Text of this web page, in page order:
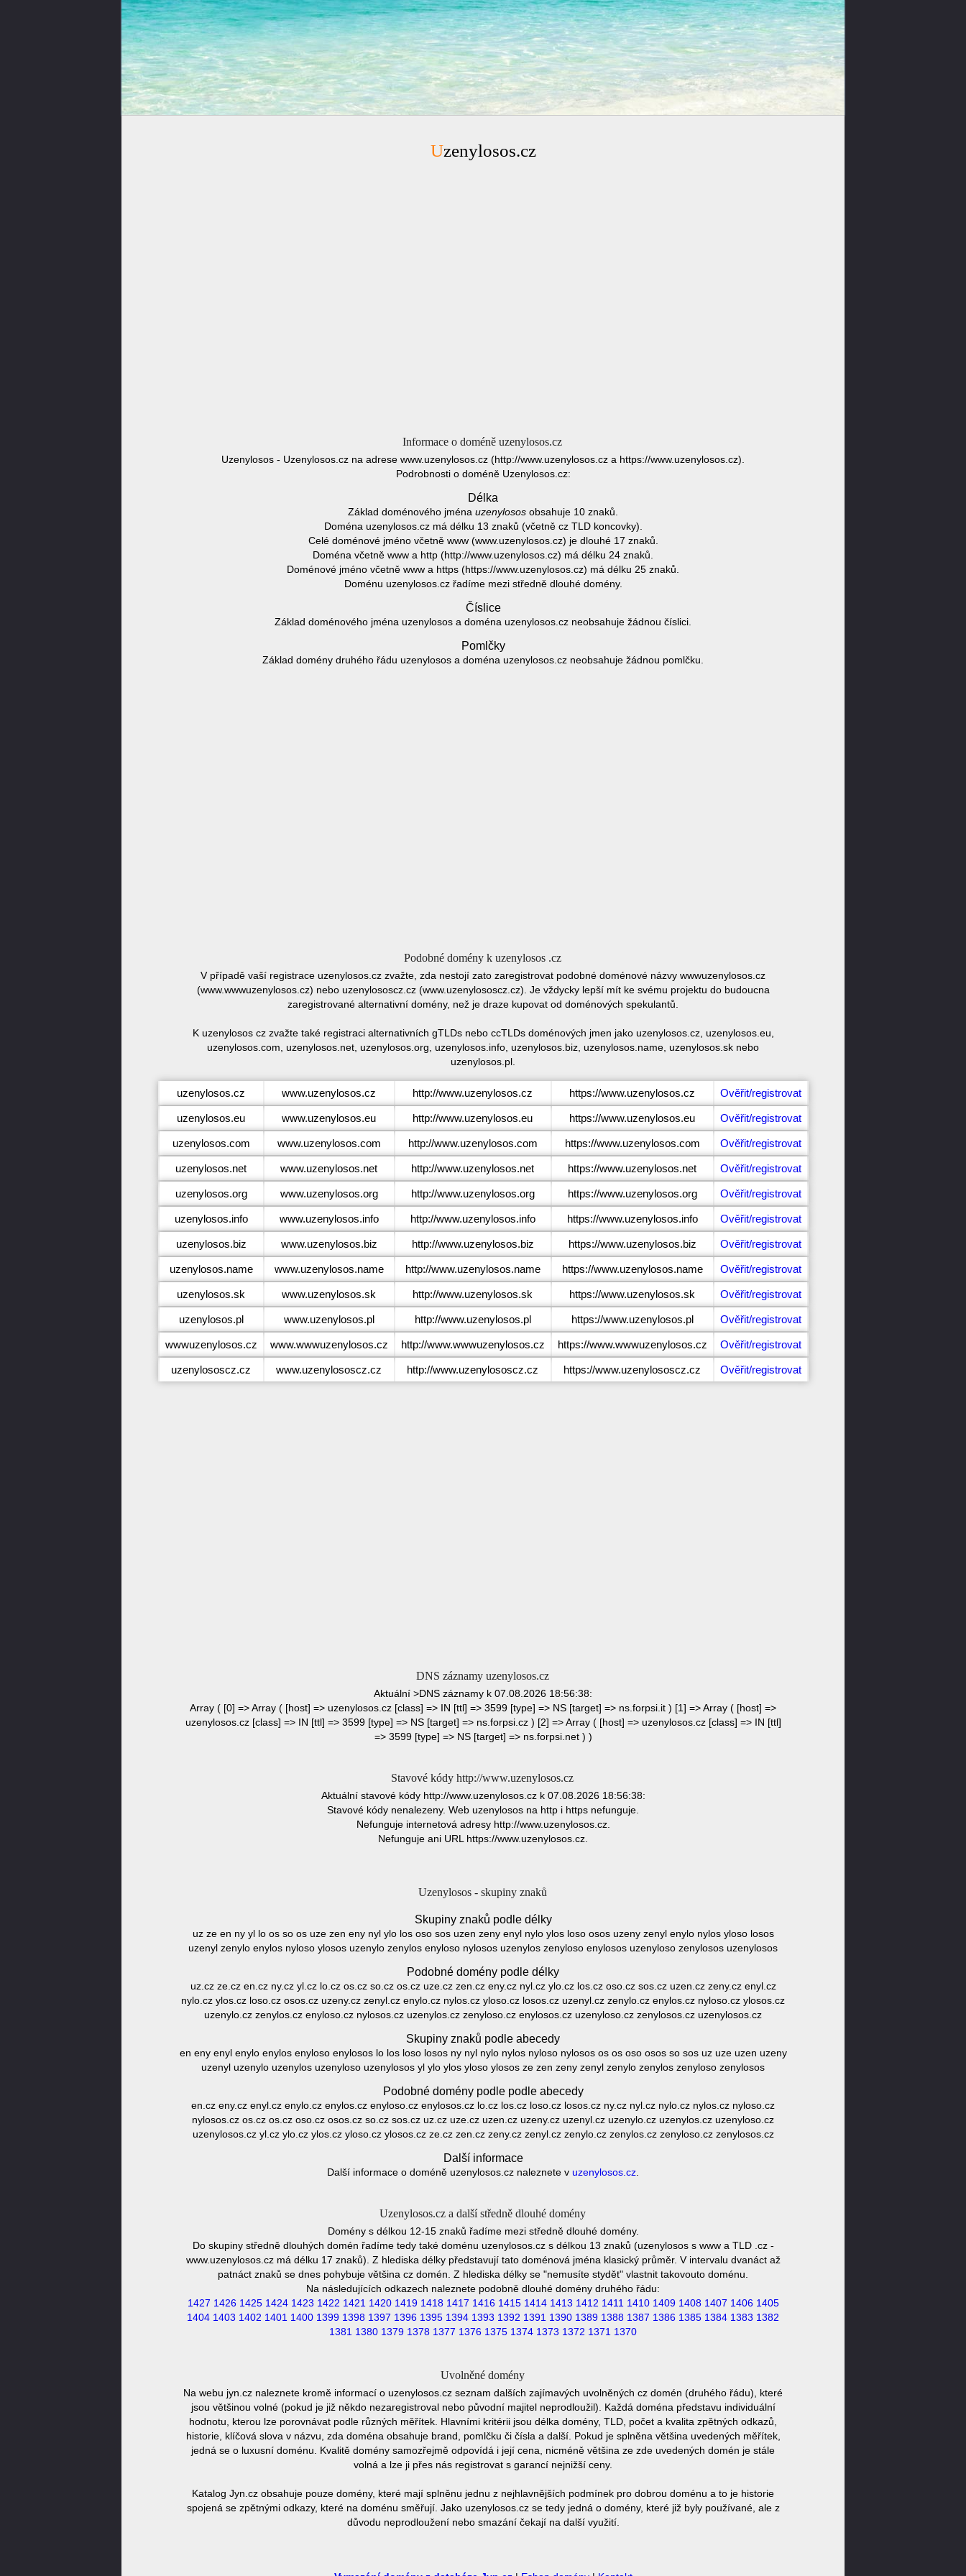
Uzenylosos.cz
Informace o doméně uzenylosos.cz
Uzenylosos - Uzenylosos.cz na adrese www.uzenylosos.cz (http://www.uzenylosos.cz a https://www.uzenylosos.cz).
Podrobnosti o doméně Uzenylosos.cz:
Délka
Základ doménového jména uzenylosos obsahuje 10 znaků.
Doména uzenylosos.cz má délku 13 znaků (včetně cz TLD koncovky).
Celé doménové jméno včetně www (www.uzenylosos.cz) je dlouhé 17 znaků.
Doména včetně www a http (http://www.uzenylosos.cz) má délku 24 znaků.
Doménové jméno včetně www a https (https://www.uzenylosos.cz) má délku 25 znaků.
Doménu uzenylosos.cz řadíme mezi středně dlouhé domény.
Číslice
Základ doménového jména uzenylosos a doména uzenylosos.cz neobsahuje žádnou číslici.
Pomlčky
Základ domény druhého řádu uzenylosos a doména uzenylosos.cz neobsahuje žádnou pomlčku.
Podobné domény k uzenylosos .cz
V případě vaší registrace uzenylosos.cz zvažte, zda nestojí zato zaregistrovat podobné doménové názvy wwwuzenylosos.cz
(www.wwwuzenylosos.cz) nebo uzenylososcz.cz (www.uzenylososcz.cz). Je vždycky lepší mít ke svému projektu do budoucna
zaregistrované alternativní domény, než je draze kupovat od doménových spekulantů.
K uzenylosos cz zvažte také registraci alternativních gTLDs nebo ccTLDs doménových jmen jako uzenylosos.cz, uzenylosos.eu,
uzenylosos.com, uzenylosos.net, uzenylosos.org, uzenylosos.info, uzenylosos.biz, uzenylosos.name, uzenylosos.sk nebo
uzenylosos.pl.
uzenylosos.cz www.uzenylosos.cz http://www.uzenylosos.cz https://www.uzenylosos.cz Ověřit/registrovat
uzenylosos.eu www.uzenylosos.eu http://www.uzenylosos.eu https://www.uzenylosos.eu Ověřit/registrovat
uzenylosos.com www.uzenylosos.com http://www.uzenylosos.com https://www.uzenylosos.com Ověřit/registrovat
uzenylosos.net www.uzenylosos.net http://www.uzenylosos.net https://www.uzenylosos.net Ověřit/registrovat
uzenylosos.org www.uzenylosos.org http://www.uzenylosos.org https://www.uzenylosos.org Ověřit/registrovat
uzenylosos.info www.uzenylosos.info http://www.uzenylosos.info https://www.uzenylosos.info Ověřit/registrovat
uzenylosos.biz www.uzenylosos.biz http://www.uzenylosos.biz https://www.uzenylosos.biz Ověřit/registrovat
uzenylosos.name www.uzenylosos.name http://www.uzenylosos.name https://www.uzenylosos.name Ověřit/registrovat
uzenylosos.sk www.uzenylosos.sk http://www.uzenylosos.sk https://www.uzenylosos.sk Ověřit/registrovat
uzenylosos.pl www.uzenylosos.pl http://www.uzenylosos.pl https://www.uzenylosos.pl Ověřit/registrovat
wwwuzenylosos.cz www.wwwuzenylosos.cz http://www.wwwuzenylosos.cz https://www.wwwuzenylosos.cz Ověřit/registrovat
uzenylososcz.cz www.uzenylososcz.cz http://www.uzenylososcz.cz https://www.uzenylososcz.cz Ověřit/registrovat
DNS záznamy uzenylosos.cz
Aktuální >DNS záznamy k 07.08.2026 18:56:38:
Array ( [0] => Array ( [host] => uzenylosos.cz [class] => IN [ttl] => 3599 [type] => NS [target] => ns.forpsi.it ) [1] => Array ( [host] =>
uzenylosos.cz [class] => IN [ttl] => 3599 [type] => NS [target] => ns.forpsi.cz ) [2] => Array ( [host] => uzenylosos.cz [class] => IN [ttl]
=> 3599 [type] => NS [target] => ns.forpsi.net ) )
Stavové kódy http://www.uzenylosos.cz
Aktuální stavové kódy http://www.uzenylosos.cz k 07.08.2026 18:56:38:
Stavové kódy nenalezeny. Web uzenylosos na http i https nefunguje.
Nefunguje internetová adresy http://www.uzenylosos.cz.
Nefunguje ani URL https://www.uzenylosos.cz.
Uzenylosos - skupiny znaků
Skupiny znaků podle délky
uz ze en ny yl lo os so os uze zen eny nyl ylo los oso sos uzen zeny enyl nylo ylos loso osos uzeny zenyl enylo nylos yloso losos
uzenyl zenylo enylos nyloso ylosos uzenylo zenylos enyloso nylosos uzenylos zenyloso enylosos uzenyloso zenylosos uzenylosos
Podobné domény podle délky
uz.cz ze.cz en.cz ny.cz yl.cz lo.cz os.cz so.cz os.cz uze.cz zen.cz eny.cz nyl.cz ylo.cz los.cz oso.cz sos.cz uzen.cz zeny.cz enyl.cz
nylo.cz ylos.cz loso.cz osos.cz uzeny.cz zenyl.cz enylo.cz nylos.cz yloso.cz losos.cz uzenyl.cz zenylo.cz enylos.cz nyloso.cz ylosos.cz
uzenylo.cz zenylos.cz enyloso.cz nylosos.cz uzenylos.cz zenyloso.cz enylosos.cz uzenyloso.cz zenylosos.cz uzenylosos.cz
Skupiny znaků podle abecedy
en eny enyl enylo enylos enyloso enylosos lo los loso losos ny nyl nylo nylos nyloso nylosos os os oso osos so sos uz uze uzen uzeny
uzenyl uzenylo uzenylos uzenyloso uzenylosos yl ylo ylos yloso ylosos ze zen zeny zenyl zenylo zenylos zenyloso zenylosos
Podobné domény podle podle abecedy
en.cz eny.cz enyl.cz enylo.cz enylos.cz enyloso.cz enylosos.cz lo.cz los.cz loso.cz losos.cz ny.cz nyl.cz nylo.cz nylos.cz nyloso.cz
nylosos.cz os.cz os.cz oso.cz osos.cz so.cz sos.cz uz.cz uze.cz uzen.cz uzeny.cz uzenyl.cz uzenylo.cz uzenylos.cz uzenyloso.cz
uzenylosos.cz yl.cz ylo.cz ylos.cz yloso.cz ylosos.cz ze.cz zen.cz zeny.cz zenyl.cz zenylo.cz zenylos.cz zenyloso.cz zenylosos.cz
Další informace
Další informace o doméně uzenylosos.cz naleznete v uzenylosos.cz
Uzenylosos.cz a další středně dlouhé domény
Domény s délkou 12-15 znaků řadíme mezi středně dlouhé domény.
Do skupiny středně dlouhých domén řadíme tedy také doménu uzenylosos.cz s délkou 13 znaků (uzenylosos s www a TLD .cz -
www.uzenylosos.cz má délku 17 znaků). Z hlediska délky představují tato doménová jména klasický průměr. V intervalu dvanáct až
patnáct znaků se dnes pohybuje většina cz domén. Z hlediska délky se "nemusíte stydět" vlastnit takovouto doménu.
Na následujících odkazech naleznete podobně dlouhé domény druhého řádu:
1427 1426 1425 1424 1423 1422 1421 1420 1419 1418 1417 1416 1415 1414 1413 1412 1411 1410 1409 1408 1407 1406 1405
1404 1403 1402 1401 1400 1399 1398 1397 1396 1395 1394 1393 1392 1391 1390 1389 1388 1387 1386 1385 1384 1383 1382
1381 1380 1379 1378 1377 1376 1375 1374 1373 1372 1371 1370
Uvolněné domény
Na webu jyn.cz naleznete kromě informací o uzenylosos.cz seznam dalších zajímavých uvolněných cz domén (druhého řádu), které
jsou většinou volné (pokud je již někdo nezaregistroval nebo původní majitel neprodloužil). Každá doména představu individuální
hodnotu, kterou lze porovnávat podle různých měřítek. Hlavními kritérii jsou délka domény, TLD, počet a kvalita zpětných odkazů,
historie, klíčová slova v názvu, zda doména obsahuje brand, pomlčku či čísla a další. Pokud je splněna většina uvedených měřítek,
jedná se o luxusní doménu. Kvalitě domény samozřejmě odpovídá i její cena, nicméně většina ze zde uvedených domén je stále
volná a lze ji přes nás registrovat s garancí nejnižší ceny.
Katalog Jyn.cz obsahuje pouze domény, které mají splněnu jednu z nejhlavnějších podmínek pro dobrou doménu a to je historie
spojená se zpětnými odkazy, které na doménu směřují. Jako uzenylosos.cz se tedy jedná o domény, které již byly používané, ale z
důvodu neprodloužení nebo smazání čekají na další využití.